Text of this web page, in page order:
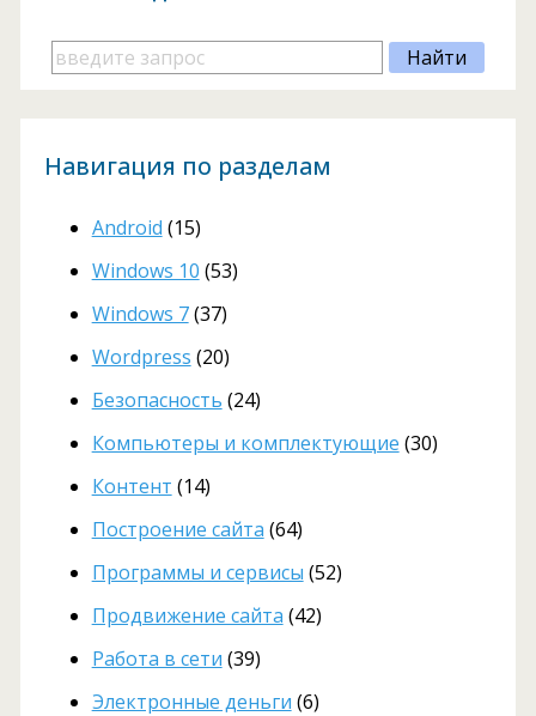
Навигация по разделам
Android (15)
Windows 10 (53)
Windows 7(37)
Wordpress (20)
Безопасность (24)
Компьютеры и комплектующие (30)
Контент (14)
Построение сайта (64)
Программы и сервисы (52)
Продвижение сайта (42)
Работа в сети (39)
Электронные деньги (6)